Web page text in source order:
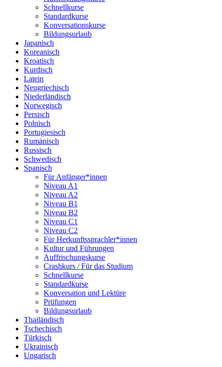
Schnellkurse
Standardkurse
Konversationskurse
Bildungsurlaub
Japanisch
Koreanisch
Kroatisch
Kurdisch
Latein
Neugriechisch
Niederländisch
Norwegisch
Persisch
Polnisch
Portugiesisch
Rumänisch
Russisch
Schwedisch
Spanisch
Für Anfänger*innen
Niveau A1
Niveau A2
Niveau B1
Niveau B2
Niveau C1
Niveau C2
Für Herkunftssprachler*innen
Kultur und Führungen
Auffrischungskurse
Crashkurs / Für das Studium
Schnellkurse
Standardkurse
Konversation und Lektüre
Prüfungen
Bildungsurlaub
Thailändisch
Tschechisch
Türkisch
Ukrainisch
Ungarisch